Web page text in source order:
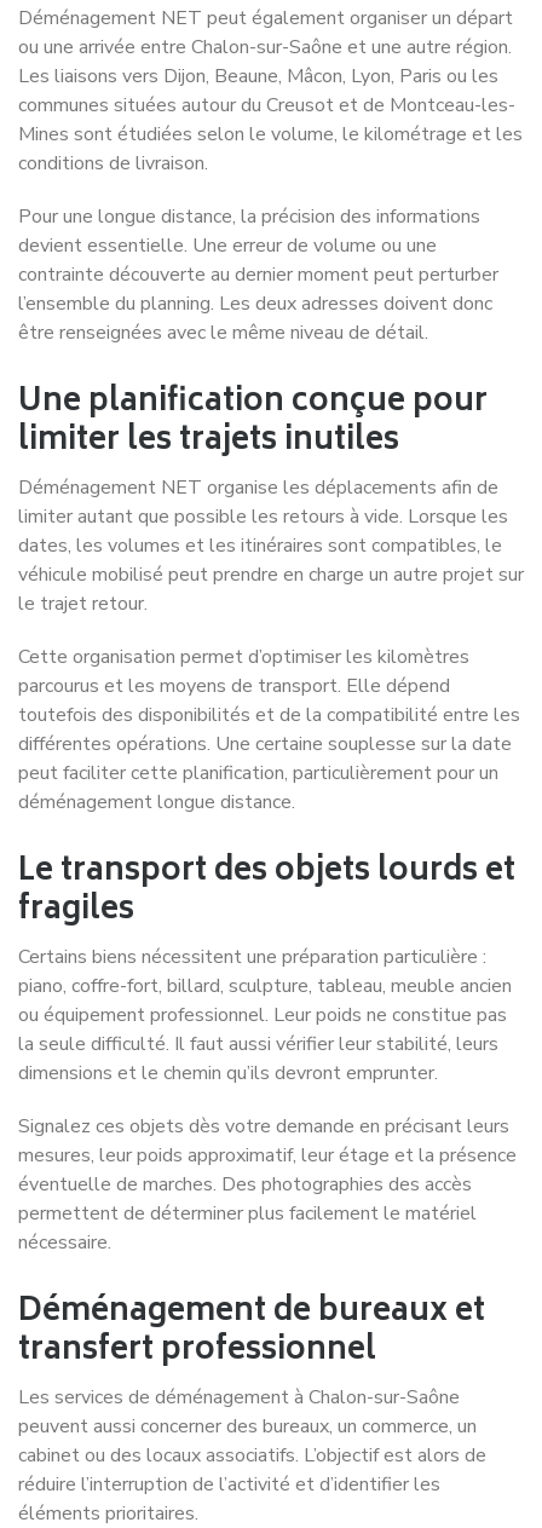
Déménagement NET peut également organiser un départ
ou une arrivée entre Chalon-sur-Saône et une autre région.
Les liaisons vers Dijon, Beaune, Mâcon, Lyon, Paris ou les
communes situées autour du Creusot et de Montceau-les-
Mines sont étudiées selon le volume, le kilométrage et les
conditions de livraison.
Pour une longue distance, la précision des informations
devient essentielle. Une erreur de volume ou une
contrainte découverte au dernier moment peut perturber
l’ensemble du planning. Les deux adresses doivent donc
être renseignées avec le même niveau de détail.
Une planification conçue pour
limiter les trajets inutiles
Déménagement NET organise les déplacements afin de
limiter autant que possible les retours à vide. Lorsque les
dates, les volumes et les itinéraires sont compatibles, le
véhicule mobilisé peut prendre en charge un autre projet sur
le trajet retour.
Cette organisation permet d’optimiser les kilomètres
parcourus et les moyens de transport. Elle dépend
toutefois des disponibilités et de la compatibilité entre les
différentes opérations. Une certaine souplesse sur la date
peut faciliter cette planification, particulièrement pour un
déménagement longue distance.
Le transport des objets lourds et
fragiles
Certains biens nécessitent une préparation particulière :
piano, coffre-fort, billard, sculpture, tableau, meuble ancien
ou équipement professionnel. Leur poids ne constitue pas
la seule difficulté. Il faut aussi vérifier leur stabilité, leurs
dimensions et le chemin qu’ils devront emprunter.
Signalez ces objets dès votre demande en précisant leurs
mesures, leur poids approximatif, leur étage et la présence
éventuelle de marches. Des photographies des accès
permettent de déterminer plus facilement le matériel
nécessaire.
Déménagement de bureaux et
transfert professionnel
Les services de déménagement à Chalon-sur-Saône
peuvent aussi concerner des bureaux, un commerce, un
cabinet ou des locaux associatifs. L’objectif est alors de
réduire l’interruption de l’activité et d’identifier les
éléments prioritaires.